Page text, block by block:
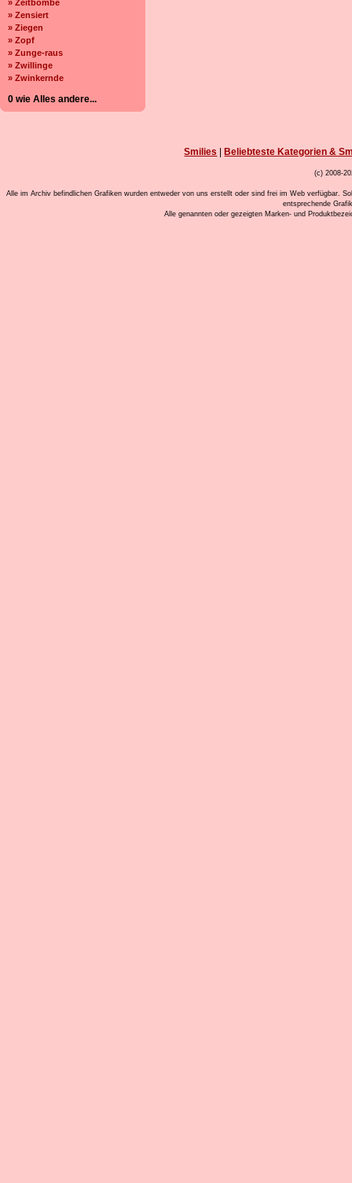
» Zeitbombe
» Zensiert
» Ziegen
» Zopf
» Zunge-raus
» Zwillinge
» Zwinkernde
0 wie Alles andere...
Smilies Beliebteste Kategorien &
(c) 2008-
Alle im Archiv befindlichen Grafiken wurden entweder von uns erstellt oder sind frei im Web verfügbar.
entsprechende
Alle genannten oder gezeigten Marken- und